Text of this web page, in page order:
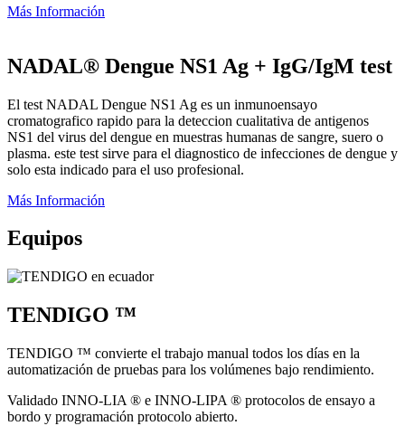
Más Información
NADAL® Dengue NS1 Ag + IgG/IgM test
El test NADAL Dengue NS1 Ag es un inmunoensayo
cromatografico rapido para la deteccion cualitativa de antigenos
NS1 del virus del dengue en muestras humanas de sangre, suero o
plasma. este test sirve para el diagnostico de infecciones de dengue y
solo esta indicado para el uso profesional.
Más Información
Equipos
TENDIGO ™
TENDIGO ™ convierte el trabajo manual todos los días en la
automatización de pruebas para los volúmenes bajo rendimiento.
Validado INNO-LIA ® e INNO-LIPA ® protocolos de ensayo a
bordo y programación protocolo abierto.